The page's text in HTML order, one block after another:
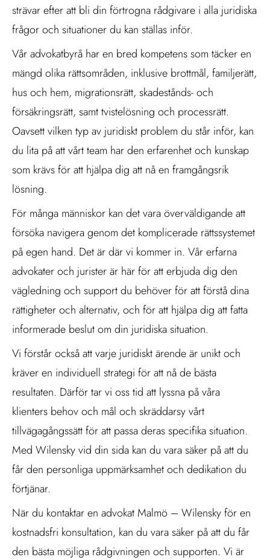
strävar efter att bli din förtrogna rådgivare i alla juridiska
frågor och situationer du kan ställas inför.
Vår advokatbyrå har en bred kompetens som täcker en
mängd olika rättsområden, inklusive brottmål, familjerätt,
hus och hem, migrationsrätt, skadestånds- och
försäkringsrätt, samt tvistelösning och processrätt.
Oavsett vilken typ av juridiskt problem du står inför, kan
du lita på att vårt team har den erfarenhet och kunskap
som krävs för att hjälpa dig att nå en framgångsrik
lösning.
För många människor kan det vara överväldigande att
försöka navigera genom det komplicerade rättssystemet
på egen hand. Det är där vi kommer in. Vår erfarna
advokater och jurister är här för att erbjuda dig den
vägledning och support du behöver för att förstå dina
rättigheter och alternativ, och för att hjälpa dig att fatta
informerade beslut om din juridiska situation.
Vi förstår också att varje juridiskt ärende är unikt och
kräver en individuell strategi för att nå de bästa
resultaten. Därför tar vi oss tid att lyssna på våra
klienters behov och mål och skräddarsy vårt
tillvägagångssätt för att passa deras specifika situation.
Med Wilensky vid din sida kan du vara säker på att du
får den personliga uppmärksamhet och dedikation du
förtjänar.
När du kontaktar en advokat Malmö – Wilensky för en
kostnadsfri konsultation, kan du vara säker på att du får
den bästa möjliga rådgivningen och supporten. Vi är